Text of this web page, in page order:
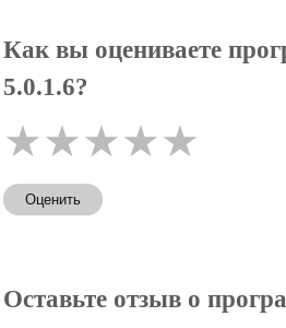
Как вы оцениваете
5.0.1.6?
★★★★★
Оценить
Оставьте отзыв о